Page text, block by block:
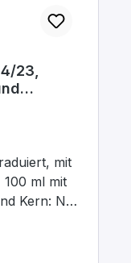
23,
mit
ml mit
Kern: NS